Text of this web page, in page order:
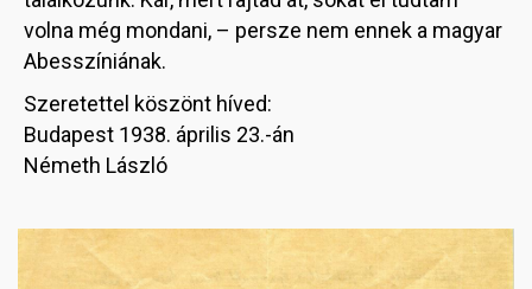
volna még mondani, – persze nem ennek a magyar
Abesszíniának.
Szeretettel köszönt híved:
Budapest 1938. április 23.-án
Németh László
Image